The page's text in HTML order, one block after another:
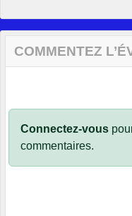
COMMENTEZ
Connectez-vous
commentaires.